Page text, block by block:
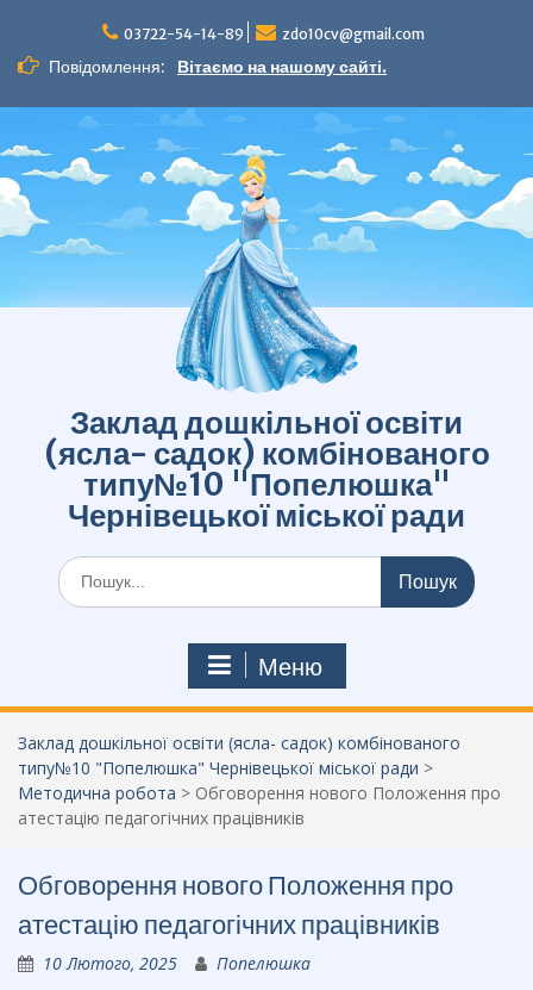
вмісту
03722-54-14-89 zdo10cv@gmail.com
Повідомлення: Вітаємо на нашому сайті.
Заклад дошкільної освіти
(ясла- садок) комбінованого
типу№10 "Попелюшка"
Чернівецької міської ради
Шукати:
Меню
Заклад дошкільної освіти (ясла- садок) комбінованого
типу№10 "Попелюшка" Чернівецької міської ради >
Методична робота > Обговорення нового Положення про
атестацію педагогічних працівників
Обговорення нового Положення про
атестацію педагогічних працівників
10 Лютого, 2025 Попелюшка